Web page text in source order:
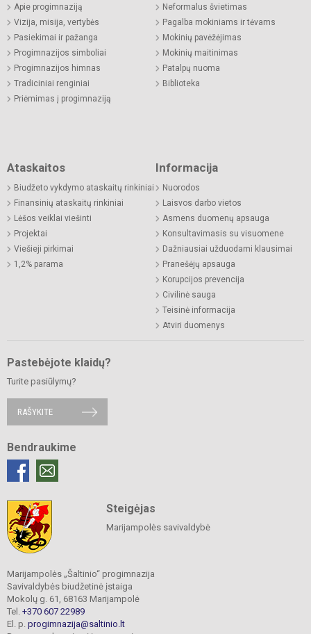
Apie progimnaziją
Vizija, misija, vertybės
Pasiekimai ir pažanga
Progimnazijos simboliai
Progimnazijos himnas
Tradiciniai renginiai
Priėmimas į progimnaziją
Neformalus švietimas
Pagalba mokiniams ir tėvams
Mokinių pavėžėjimas
Mokinių maitinimas
Patalpų nuoma
Biblioteka
Ataskaitos
Biudžeto vykdymo ataskaitų rinkiniai
Finansinių ataskaitų rinkiniai
Lėšos veiklai viešinti
Projektai
Viešieji pirkimai
1,2% parama
Informacija
Nuorodos
Laisvos darbo vietos
Asmens duomenų apsauga
Konsultavimasis su visuomene
Dažniausiai užduodami klausimai
Pranešėjų apsauga
Korupcijos prevencija
Civilinė sauga
Teisinė informacija
Atviri duomenys
Pastebėjote klaidų?
Turite pasiūlymų?
RAŠYKITE
Bendraukime
Steigėjas
Marijampolės savivaldybė
Marijampolės „Šaltinio“ progimnazija
Savivaldybės biudžetinė įstaiga
Mokolų g. 61, 68163 Marijampolė
Tel. +370 607 22989
El. p. progimnazija@saltinio.lt